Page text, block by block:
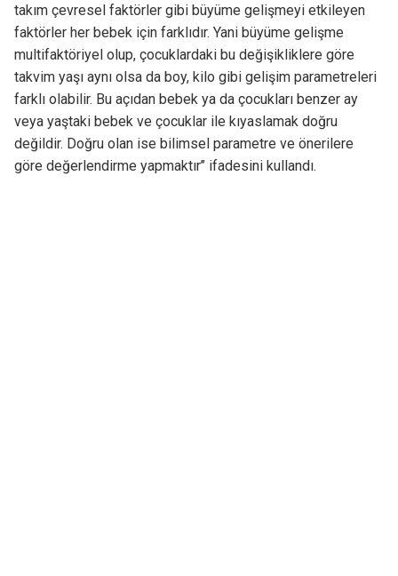
takım çevresel faktörler gibi büyüme gelişmeyi etkileyen
faktörler her bebek için farklıdır. Yani büyüme gelişme
multifaktöriyel olup, çocuklardaki bu değişikliklere göre
takvim yaşı aynı olsa da boy, kilo gibi gelişim parametreleri
farklı olabilir. Bu açıdan bebek ya da çocukları benzer ay
veya yaştaki bebek ve çocuklar ile kıyaslamak doğru
değildir. Doğru olan ise bilimsel parametre ve önerilere
göre değerlendirme yapmaktır’’ ifadesini kullandı.